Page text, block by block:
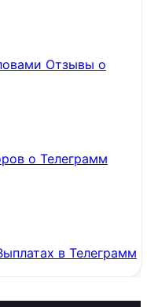
Отзывы о
о Телеграмм
в Телеграмм